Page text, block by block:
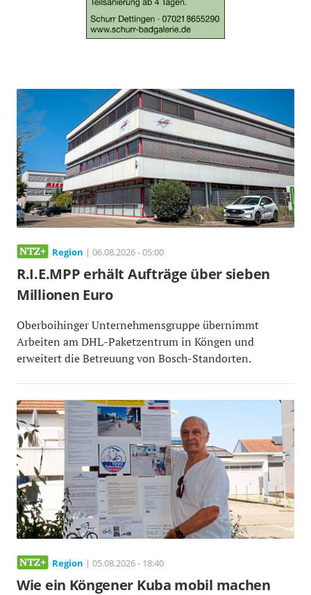
Region | 06.08.2026 - 05:00
R.I.E.MPP erhält Aufträge über sieben
Millionen Euro
Oberboihinger Unternehmensgruppe übernimmt
Arbeiten am DHL-Paketzentrum in Köngen und
erweitert die Betreuung von Bosch-Standorten.
Region | 05.08.2026 - 18:40
Wie ein Köngener Kuba mobil machen